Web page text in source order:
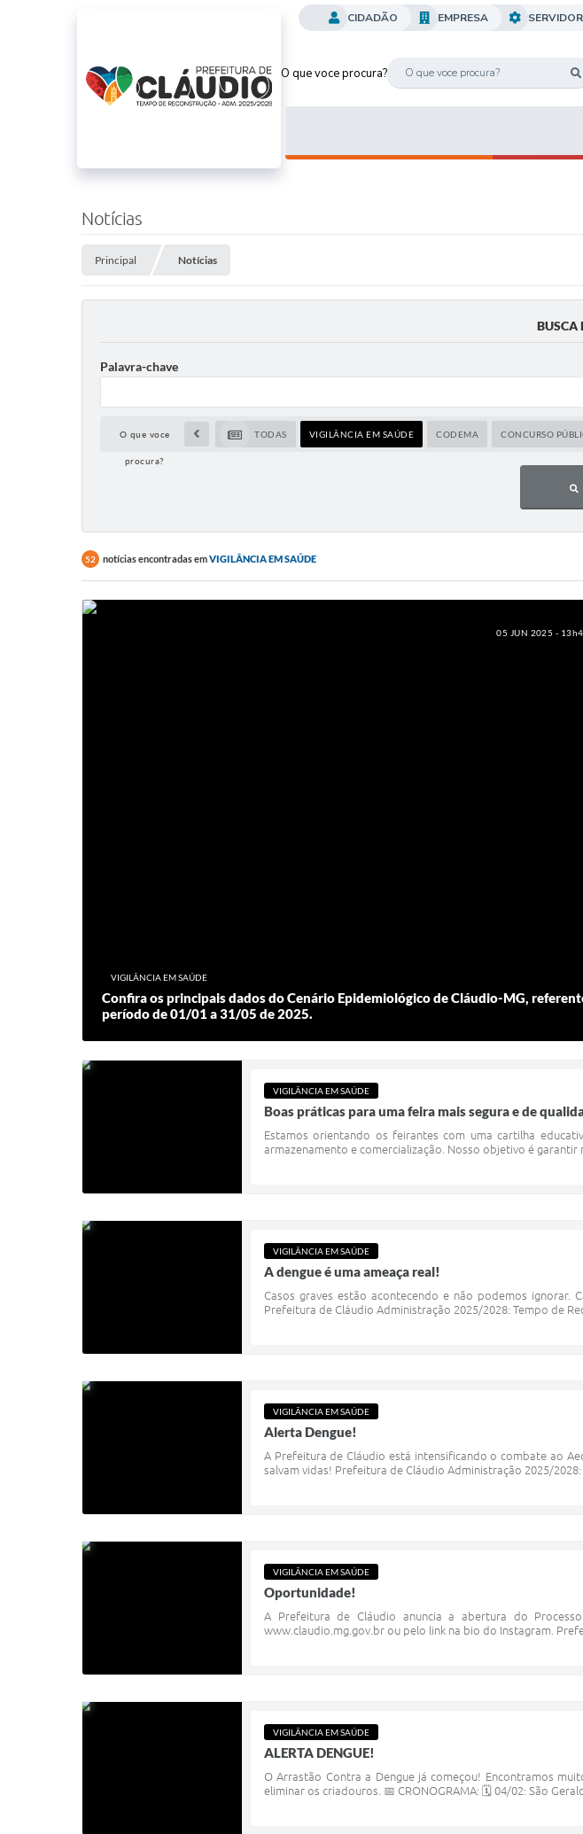
O que voce procura?
CIDADÃO EMPRESA SERVIDOR
Notícias
Principal Notícias
BUSCA
Palavra-chave
O que voce
procura?
TODAS VIGILÂNCIA EM SAÚDE CODEMA CONCURSO
52 notícias encontradas emVIGILÂNCIA EM SAÚDE
05 JUN 2025 -
VIGILÂNCIA EM SAÚDE
Confira os principais dados do Cenário Epidemiológico de Cláudio-MG,
período de 01/01 a 31/05 de 2025.
VIGILÂNCIA EM SAÚDE
Boas práticas para uma feira mais segura e de
Estamos orientando os feirantes com uma cartilha
armazenamento e comercialização. Nosso objetivo é
VIGILÂNCIA EM SAÚDE
A dengue é uma ameaça real!
Casos graves estão acontecendo e não podemos ignorar.
Prefeitura de Cláudio Administração 2025/2028: Tempo de
VIGILÂNCIA EM SAÚDE
Alerta Dengue!
A Prefeitura de Cláudio está intensificando o combate ao
salvam vidas! Prefeitura de Cláudio Administração 2025/
VIGILÂNCIA EM SAÚDE
Oportunidade!
A Prefeitura de Cláudio anuncia a abertura do
www.claudio.mg.gov.br ou pelo link na bio do Instagram.
VIGILÂNCIA EM SAÚDE
ALERTA DENGUE!
O Arrastão Contra a Dengue já começou! Encontramos
eliminar os criadouros. 📅 CRONOGRAMA: 🗓️ 04/02: São